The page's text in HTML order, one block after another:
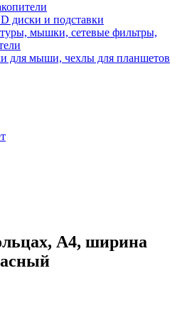
диски и подставки
мышки, сетевые фильтры,
для мыши, чехлы для планшетов
А4, ширина